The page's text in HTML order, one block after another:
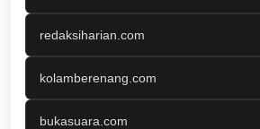
redaksiharian.com
kolamberenang.com
bukasuara.com